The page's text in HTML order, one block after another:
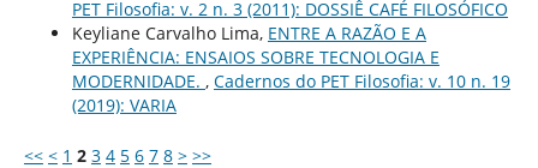
PET Filosofia: v. 2 n. 3 (2011): DOSSIÊ CAFÉ FILOSÓFICO
Keyliane Carvalho Lima, ENTRE A RAZÃO E A
EXPERIÊNCIA: ENSAIOS SOBRE TECNOLOGIA E
MODERNIDADE. , Cadernos do PET Filosofia: v. 10 n. 19
(2019): VARIA
<< < 1 2 3 4 5 6 7 8 > >>